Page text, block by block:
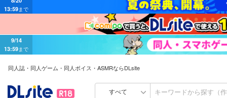
13:59まで
同人誌・同人ゲーム・同人ボイス・ASMRならDLsite
すべて